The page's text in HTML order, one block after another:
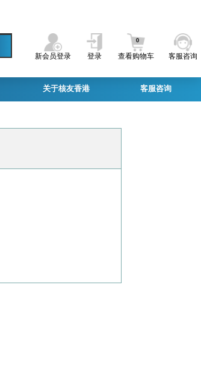
新会员登录 登录 查看购物车
0
客服咨询
关于核友香港 客服咨询